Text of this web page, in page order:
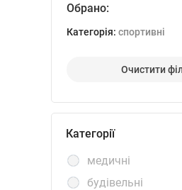
Обрано:
Категорiя: спортивні
Очистити
Категорiї
медичні
будівельні